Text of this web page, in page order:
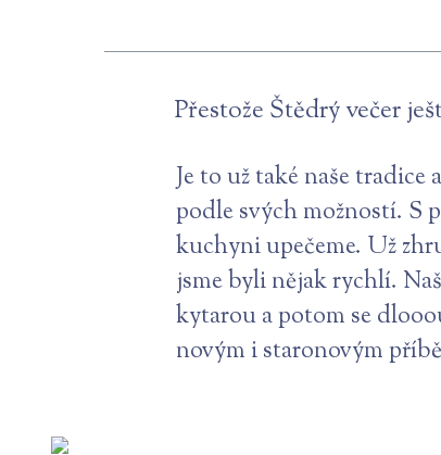
Přestože Štědrý večer
Je to už také naše
podle svých možností. S
kuchyni upečeme. Už
jsme byli nějak rychlí.
kytarou a potom se
novým i staronovým